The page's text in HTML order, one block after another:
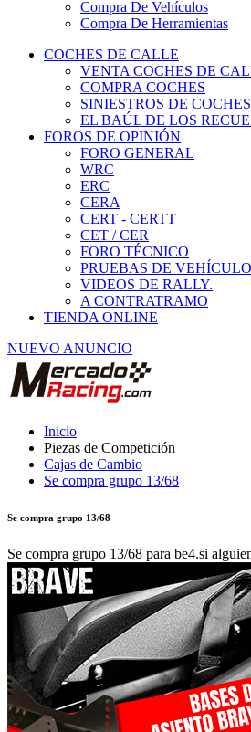
COCHES DE CALLE
VENTA COCHES DE
COMPRA COCHES
SINIESTROS DE COCHES
EL BAÚL DE LOS
FOROS DE OPINIÓN
FORO GENERAL
WRC
ERC
CERA
CERT - CERTT
CET / CER
FORO TÉCNICO
PRUEBAS DE
VIDEOS DE RALLY.
A CONTRATRAMO
TIENDA ONLINE
NUEVO ANUNCIO
Piezas de Competición
Cajas de Cambio
Se compra grupo 13/68